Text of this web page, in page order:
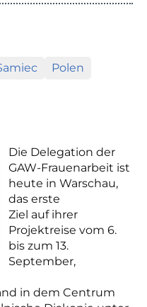
Polen
Die Delegation der
GAW-Frauenarbeit ist
heute in Warschau,
das erste
Ziel auf ihrer
Projektreise vom 6.
bis zum 13.
September,
in dem Centrum